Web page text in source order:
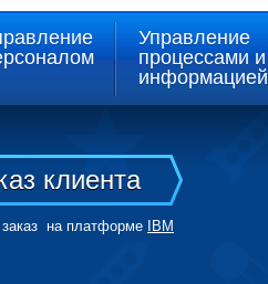
Управление
процессами и
информацией
клиента
заказ на платформе
IBM